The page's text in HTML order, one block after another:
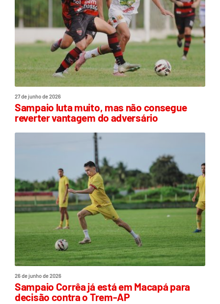
27 de junho de 2026
Sampaio luta muito, mas não consegue
reverter vantagem do adversário
26 de junho de 2026
Sampaio Corrêa já está em Macapá para
decisão contra o Trem-AP